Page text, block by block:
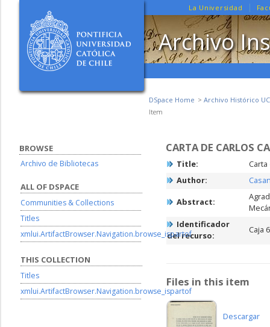
La Universidad
Archivo
DSpace Home
Archivo Histórico UC
Item
CARTA DE CARLOS
Title:
Author:
Abstract:
Identificador
del recurso:
Caja
Files in this item
Descargar
BROWSE
Archivo de Bibliotecas
ALL OF DSPACE
Communities & Collections
Titles
xmlui.ArtifactBrowser.Navigation.browse_ispartof
THIS COLLECTION
Titles
xmlui.ArtifactBrowser.Navigation.browse_ispartof